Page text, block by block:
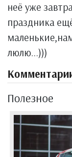
неё уже
праздника
люлю...)))
Полезное